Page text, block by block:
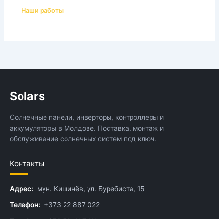
Наши работы
Solars
Солнечные панели, инверторы, контроллеры и
аккумуляторы в Молдове. Поставка, монтаж и
обслуживание солнечных систем под ключ.
Контакты
Адрес: мун. Кишинёв, ул. Буребиста, 15
Телефон: +373 22 887 022